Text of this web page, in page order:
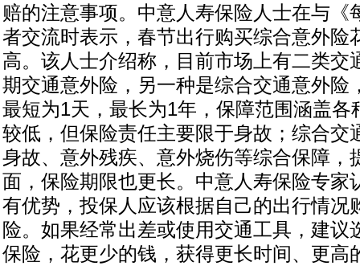
赔的注意事项。中意人寿保险人士在与《
者交流时表示，春节出行购买综合意外险
高。该人士介绍称，目前市场上有二类交
期交通意外险，另一种是综合交通意外险
最短为1天，最长为1年，保障范围涵盖各
较低，但保险责任主要限于身故；综合交
身故、意外残疾、意外烧伤等综合保障，
面，保险期限也更长。中意人寿保险专家
有优势，投保人应该根据自己的出行情况
险。如果经常出差或使用交通工具，建议
保险，花更少的钱，获得更长时间、更高